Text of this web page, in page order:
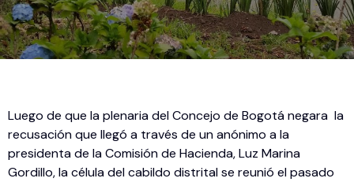
Luego de que la plenaria del Concejo de Bogotá negara la
recusación que llegó a través de un anónimo a la
presidenta de la Comisión de Hacienda, Luz Marina
Gordillo, la célula del cabildo distrital se reunió el pasado